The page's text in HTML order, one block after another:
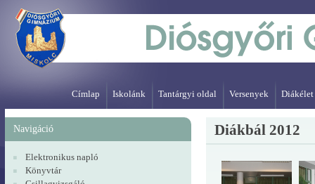
Címlap Iskolánk Tantárgyi oldal Versenyek Diákélet
Navigáció
Elektronikus napló
Könyvtár
Diákbál 2012